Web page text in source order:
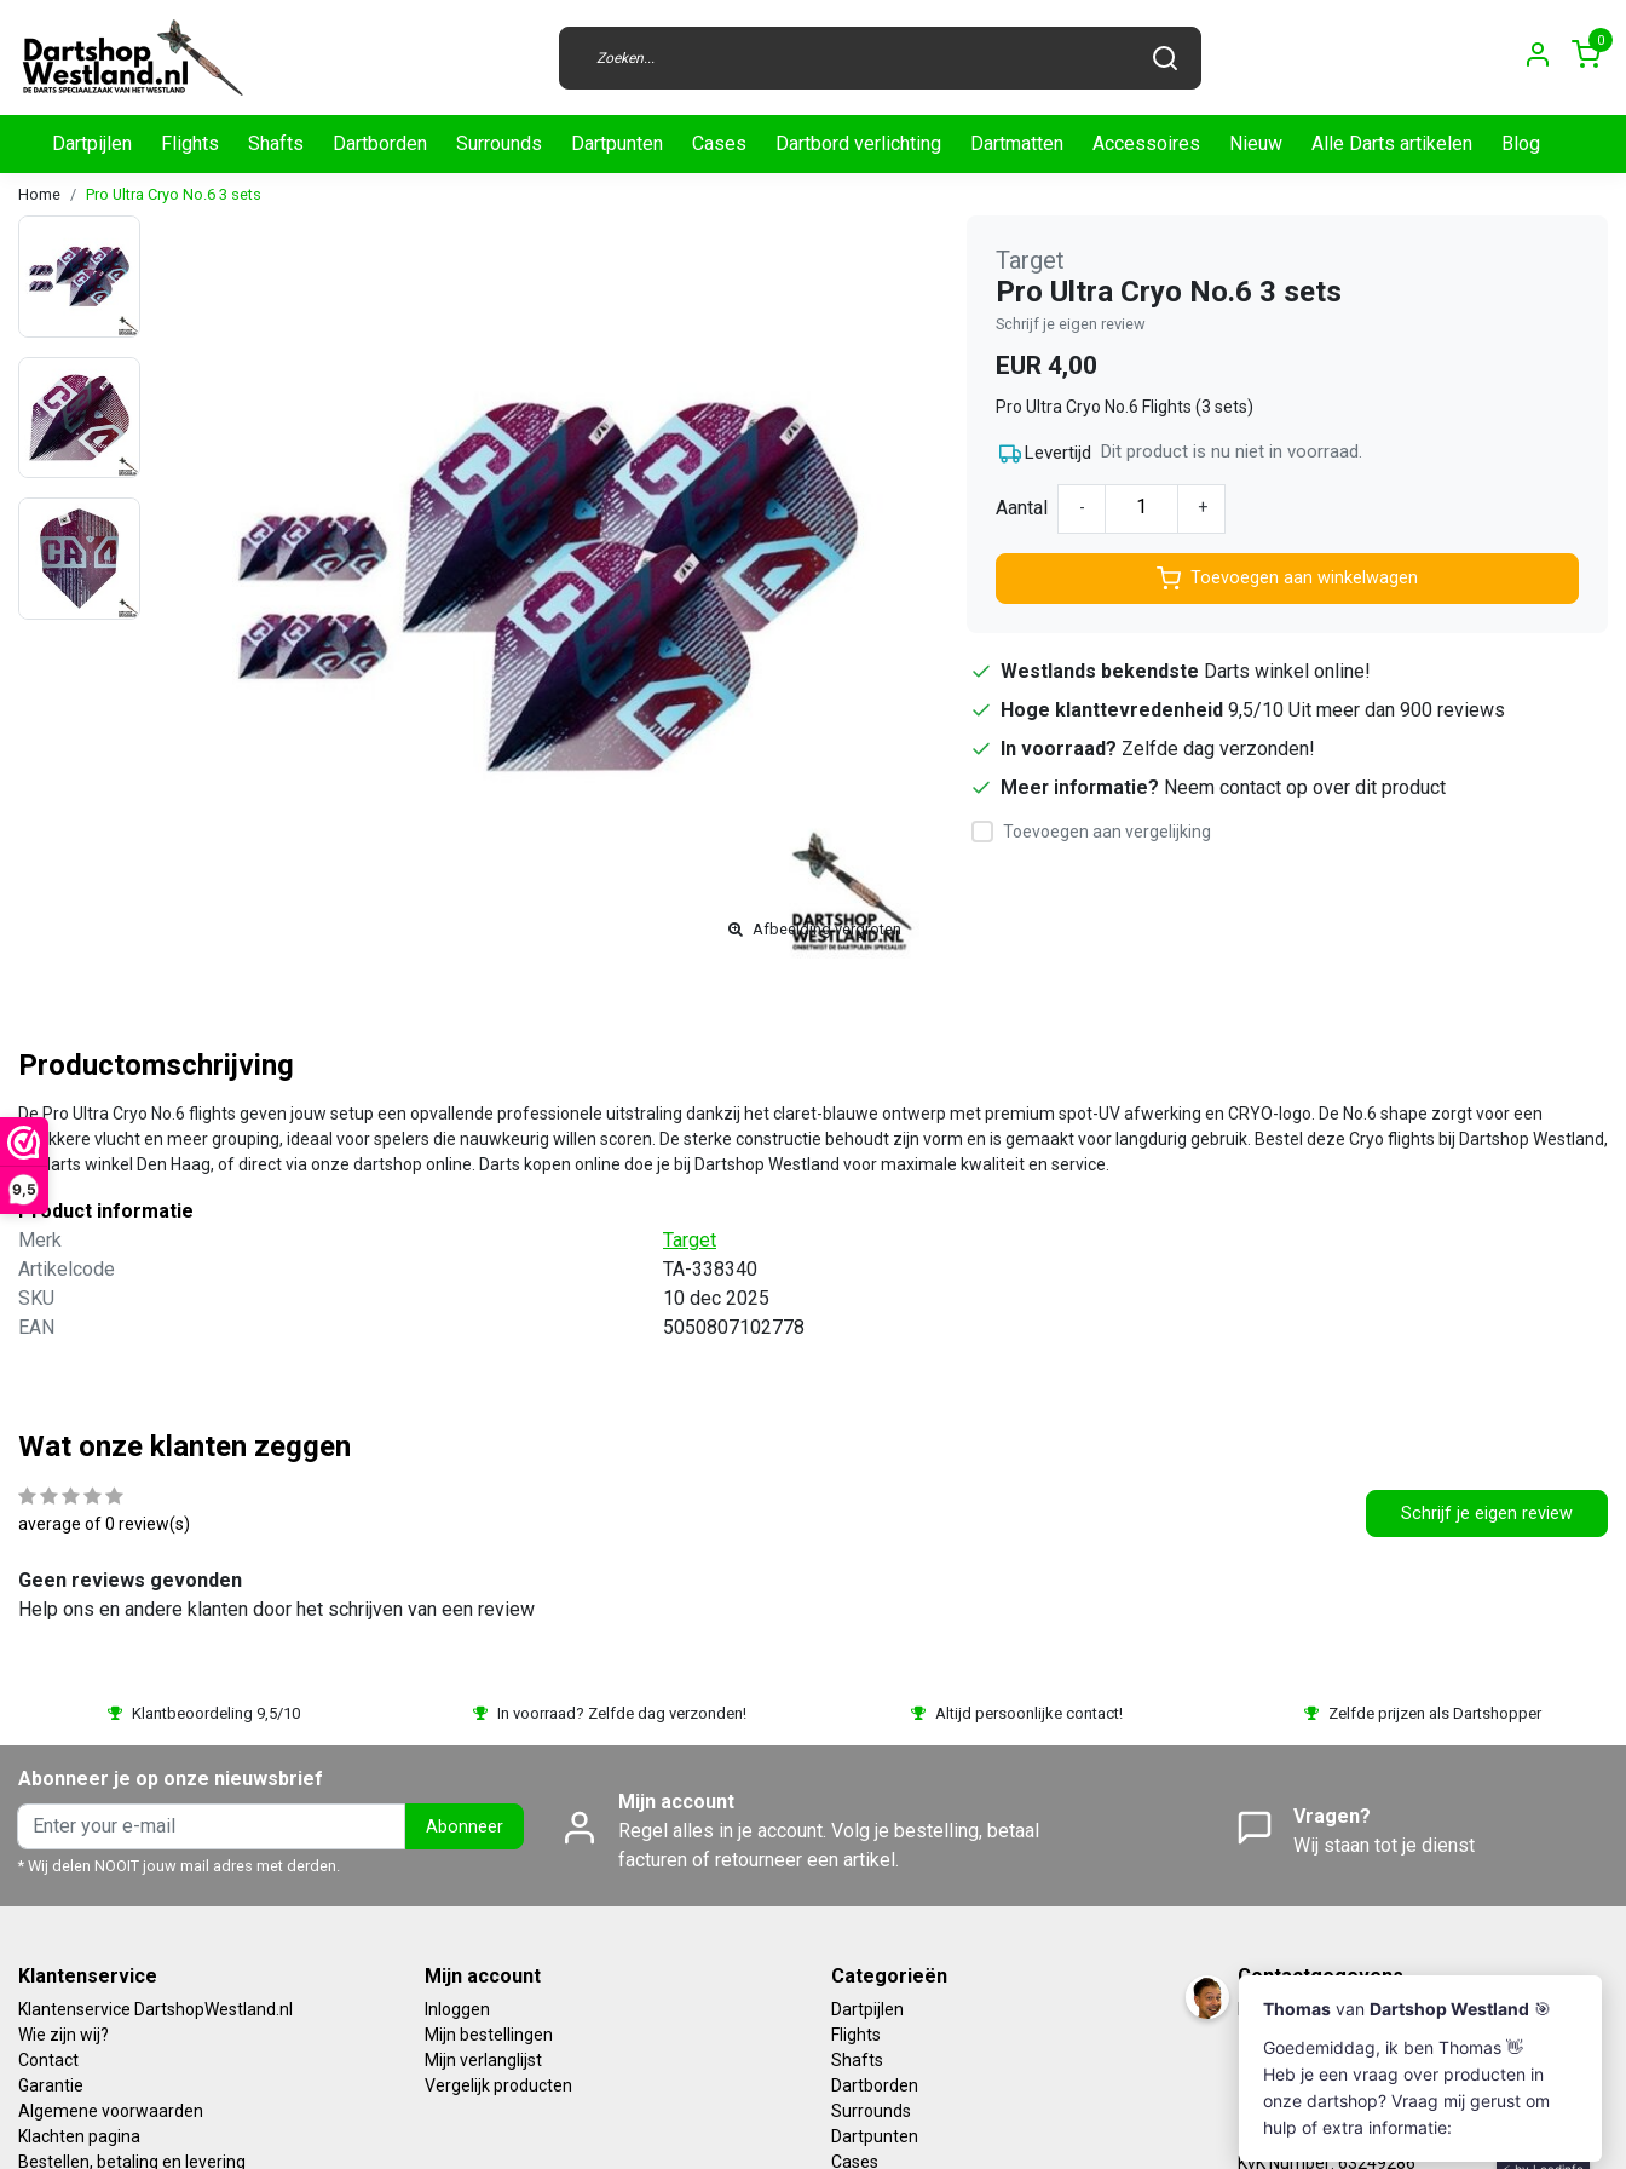
9,5
0
Dartpijlen Flights Shafts Dartborden Surrounds Dartpunten Cases Dartbord verlichting Dartmatten Accessoires Nieuw Alle Darts artikelen Blog
Home Pro Ultra Cryo No.6 3 sets
Afbeelding vergroten
Target
Pro Ultra Cryo No.6 3 sets
Schrijf je eigen review
EUR 4,00
Pro Ultra Cryo No.6 Flights (3 sets)
Levertijd Dit product is nu niet in voorraad.
Aantal - +
Toevoegen aan winkelwagen
Westlands bekendste Darts winkel online!
Hoge klanttevredenheid 9,5/10 Uit meer dan 900 reviews
In voorraad? Zelfde dag verzonden!
Meer informatie? Neem contact op over dit product
Toevoegen aan vergelijking
Productomschrijving
De Pro Ultra Cryo No.6 flights geven jouw setup een opvallende professionele uitstraling dankzij het claret-blauwe ontwerp met premium spot-UV afwerking en CRYO-logo. De No.6 shape zorgt voor een
strakkere vlucht en meer grouping, ideaal voor spelers die nauwkeurig willen scoren. De sterke constructie behoudt zijn vorm en is gemaakt voor langdurig gebruik. Bestel deze Cryo flights bij Dartshop Westland,
dé darts winkel Den Haag, of direct via onze dartshop online. Darts kopen online doe je bij Dartshop Westland voor maximale kwaliteit en service.
Product informatie
Merk
Target
Artikelcode
TA-338340
SKU
10 dec 2025
EAN
5050807102778
Wat onze klanten zeggen
average of 0 review(s) Schrijf je eigen review
Geen reviews gevonden
Help ons en andere klanten door het schrijven van een review
Klantbeoordeling 9,5/10 In voorraad? Zelfde dag verzonden! Altijd persoonlijke contact! Zelfde prijzen als Dartshopper
Abonneer je op onze nieuwsbrief
Abonneer
* Wij delen NOOIT jouw mail adres met derden.
Mijn account
Regel alles in je account. Volg je bestelling, betaal
facturen of retourneer een artikel.
Vragen?
Wij staan tot je dienst
Klantenservice
Klantenservice DartshopWestland.nl
Wie zijn wij?
Contact
Garantie
Algemene voorwaarden
Klachten pagina
Bestellen, betaling en levering
Mijn account
Inloggen
Mijn bestellingen
Mijn verlanglijst
Vergelijk producten
Categorieën
Dartpijlen
Flights
Shafts
Dartborden
Surrounds
Dartpunten
Cases
Contactgegevens
DartshopWestland.nl
info@dartshopwestland.nl
Kleine Woerdlaan 19
2671 CA - Naaldwijk
KvK Number: 63249286